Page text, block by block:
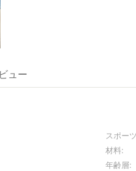
ュー
スポー
材料:
年齢層: